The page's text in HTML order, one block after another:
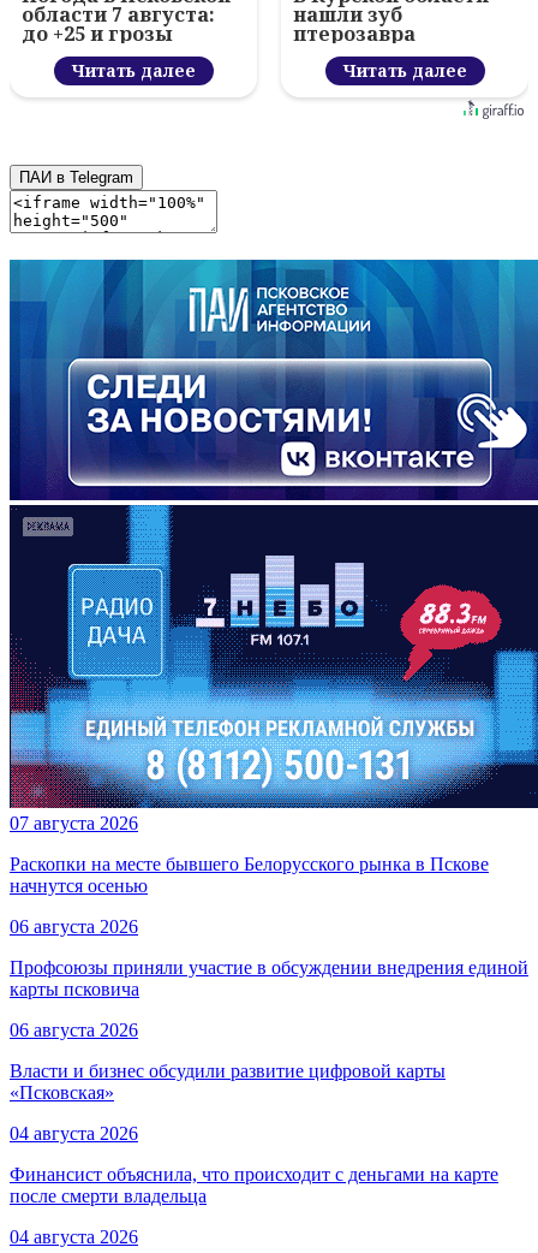
области 7 августа:
до +25 и грозы
Читать далее
нашли зуб
птерозавра
Читать далее
ПАИ в Telegram
07 августа 2026
Раскопки на месте бывшего Белорусского рынка в Пскове
начнутся осенью
06 августа 2026
Профсоюзы приняли участие в обсуждении внедрения единой
карты псковича
06 августа 2026
Власти и бизнес обсудили развитие цифровой карты
«Псковская»
04 августа 2026
Финансист объяснила, что происходит с деньгами на карте
после смерти владельца
04 августа 2026